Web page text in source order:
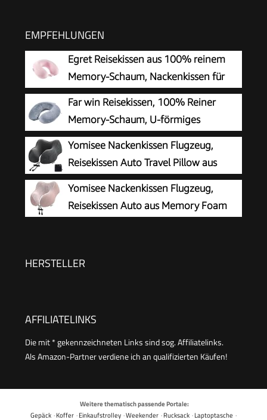
EMPFEHLUNGEN
Egret Reisekissen aus 100% reinem
Memory-Schaum, Nackenkissen für
Flugzeug, Reisen, Auto, Zuhause und
Büro, mit waschbarem Bezug (Rosa)
Far win Reisekissen, 100% Reiner
Memory-Schaum, U-förmiges
Nackenkissen, super leicht, tragbar,
ideal für Flugzeugstuhl, Auto, Zuhause, Büro,
Schlaf (grau)
Yomisee Nackenkissen Flugzeug,
Reisekissen Auto Travel Pillow aus
Memory Foam mit samtweichem
Bezug, Nackenhörnchen Erwachsene für Reisen,
Camping, Büro und Haus (Dunkelgrau)
Yomisee Nackenkissen Flugzeug,
Reisekissen Auto aus Memory Foam
Camping, Büro und Haus (Rosa)
HERSTELLER
AFFILIATELINKS
Die mit * gekennzeichneten Links sind sog. Affiliatelinks.
Als Amazon-Partner verdiene ich an qualifizierten Käufen!
Weitere thematisch passende Portale:
Gepäck ·Koffer ·Einkaufstrolley ·Weekender ·Rucksack ·Laptoptasche ·